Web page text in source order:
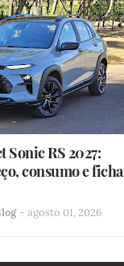
Sonic RS 2027:
consumo e ficha
- agosto 01, 2026